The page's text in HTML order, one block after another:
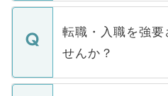
ます。通常、5営業
いただきますので、
マイナビDOCTOR
うち約3割は、Web
けない「非公開求人
下記の理由によって
ません。
転職・入職を強要
せんか？
転職・入職を強要す